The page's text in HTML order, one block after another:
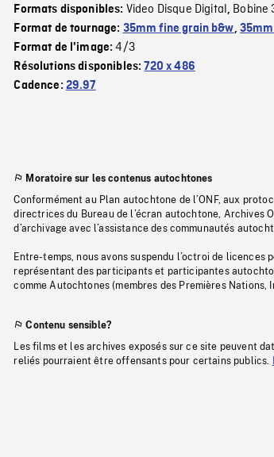
Formats disponibles: Video Disque Digital, Bobine
Format de tournage: 35mm fine grain b&w,
Format de l'image:4/3
Résolutions disponibles:720 x 486
Cadence: 29.97
Moratoire sur les contenus autochtones
Conformément au Plan autochtone de l’ONF, aux
directrices du Bureau de l’écran autochtone, Archives
d’archivage avec l’assistance des communautés
Entre-temps, nous avons suspendu l’octroi de
représentant des participants et participantes
comme Autochtones (membres des Premières Nations,
Contenu sensible?
Les films et les archives exposés sur ce site peuvent
reliés pourraient être offensants pour certains publics.